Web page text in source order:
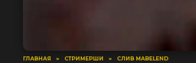
ГЛАВНАЯ » СТРИМЕРШИ » СЛИВ MABELEND